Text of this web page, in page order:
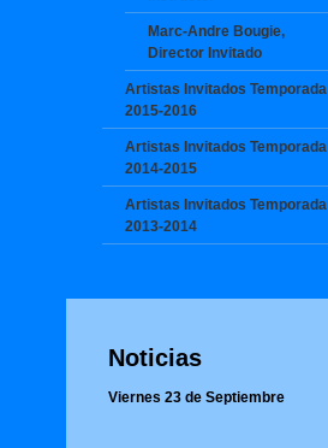
Marc-Andre Bougie,
Director Invitado
Artistas Invitados Temporada
2015-2016
Artistas Invitados Temporada
2014-2015
Artistas Invitados Temporada
2013-2014
Noticias
Viernes 23 de Septiembre